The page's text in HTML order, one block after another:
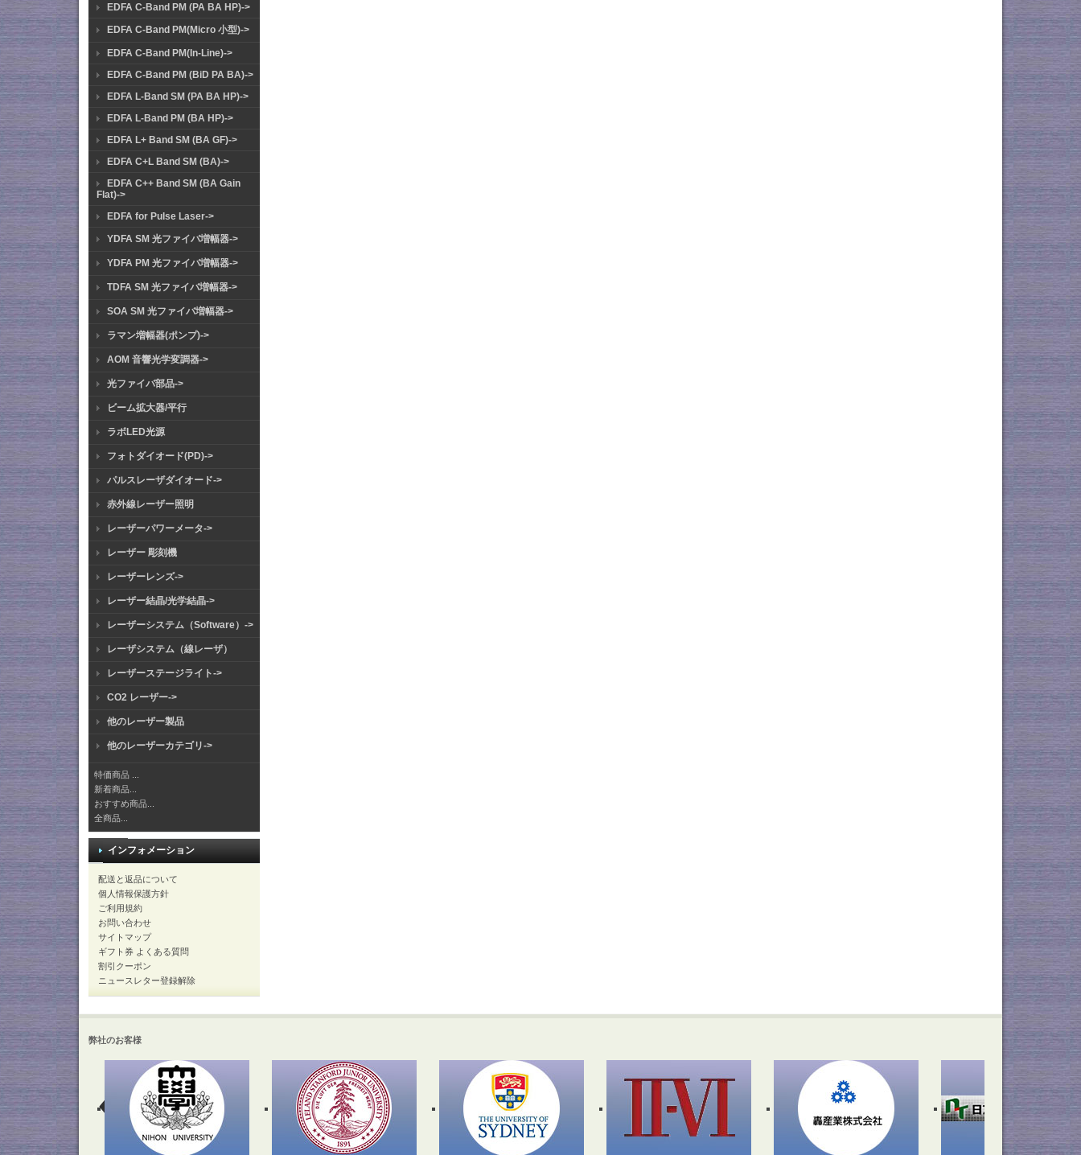
EDFA C-Band PM (PA BA HP)->
EDFA C-Band PM(Micro 小型)->
EDFA C-Band PM(In-Line)->
EDFA C-Band PM (BiD PA BA)->
EDFA L-Band SM (PA BA HP)->
EDFA L-Band PM (BA HP)->
EDFA L+ Band SM (BA GF)->
EDFA C+L Band SM (BA)->
EDFA C++ Band SM (BA Gain
Flat)->
EDFA for Pulse Laser->
YDFA SM 光ファイバ増幅器->
YDFA PM 光ファイバ増幅器->
TDFA SM 光ファイバ増幅器->
SOA SM 光ファイバ増幅器->
ラマン増幅器(ポンプ)->
AOM 音響光学変調器->
光ファイバ部品->
ビーム拡大器/平行
ラボLED光源
フォトダイオード(PD)->
パルスレーザダイオード->
赤外線レーザー照明
レーザーパワーメータ->
レーザー 彫刻機
レーザーレンズ->
レーザー結晶/光学結晶->
レーザーシステム（Software）->
レーザシステム（線レーザ）
レーザーステージライト->
CO2 レーザー->
他のレーザー製品
他のレーザーカテゴリ->
特価商品 ...
新着商品...
おすすめ商品...
全商品...
インフォメーション
配送と返品について
個人情報保護方針
ご利用規約
お問い合わせ
サイトマップ
ギフト券 よくある質問
割引クーポン
ニュースレター登録解除
弊社のお客様